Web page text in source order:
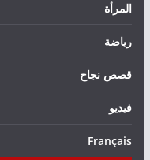
المرأة
رياضة
قصص نجاح
فيديو
Français